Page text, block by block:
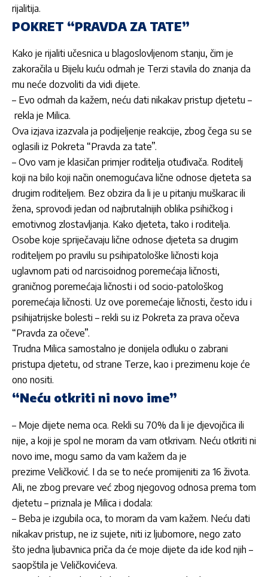
rijalitija.
POKRET “PRAVDA ZA TATE”
Kako je rijaliti učesnica u blagoslovljenom stanju, čim je
zakoračila u Bijelu kuću odmah je Terzi stavila do znanja da
mu neće dozvoliti da vidi dijete.
– Evo odmah da kažem, neću dati nikakav pristup djetetu –
rekla je Milica.
Ova izjava izazvala ja podijeljenje reakcije, zbog čega su se
oglasili iz Pokreta “Pravda za tate”.
– Ovo vam je klasičan primjer roditelja otuđivača. Roditelj
koji na bilo koji način onemogućava lične odnose djeteta sa
drugim roditeljem. Bez obzira da li je u pitanju muškarac ili
žena, sprovodi jedan od najbrutalnijih oblika psihičkog i
emotivnog zlostavljanja. Kako djeteta, tako i roditelja.
Osobe koje spriječavaju lične odnose djeteta sa drugim
roditeljem po pravilu su psihipatološke ličnosti koja
uglavnom pati od narcisoidnog poremećaja ličnosti,
graničnog poremećaja ličnosti i od socio-patološkog
poremećaja ličnosti. Uz ove poremećaje ličnosti, često idu i
psihijatrijske bolesti – rekli su iz Pokreta za prava očeva
“Pravda za očeve”.
Trudna Milica samostalno je donijela odluku o zabrani
pristupa djetetu, od strane Terze, kao i prezimenu koje će
ono nositi.
“Neću otkriti ni novo ime”
– Moje dijete nema oca. Rekli su 70% da li je djevojčica ili
nije, a koji je spol ne moram da vam otkrivam. Neću otkriti ni
novo ime, mogu samo da vam kažem da je
prezime Veličković. I da se to neće promijeniti za 16 života.
Ali, ne zbog prevare već zbog njegovog odnosa prema tom
djetetu – priznala je Milica i dodala:
– Beba je izgubila oca, to moram da vam kažem. Neću dati
nikakav pristup, ne iz sujete, niti iz ljubomore, nego zato
što jedna ljubavnica priča da će moje dijete da ide kod njih –
saopštila je Veličkovićeva.